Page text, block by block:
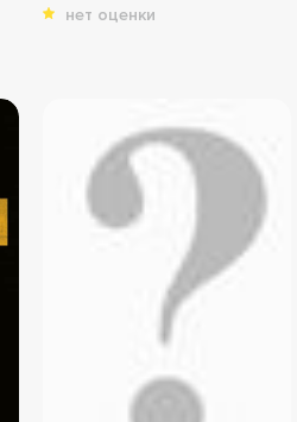
нет оценки